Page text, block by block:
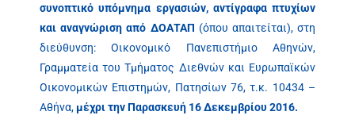
συνοπτικό υπόμνημα εργασιών, αντίγραφα πτυχίων
και αναγνώριση από ΔΟΑΤΑΠ (όπου απαιτείται), στη
διεύθυνση: Οικονομικό Πανεπιστήμιο Αθηνών,
Γραμματεία του Τμήματος Διεθνών και Ευρωπαϊκών
Οικονομικών Επιστημών, Πατησίων 76, τ.κ. 10434 –
Αθήνα, μέχρι τηνΠαρασκευή 16 Δεκεμβρίου 2016.